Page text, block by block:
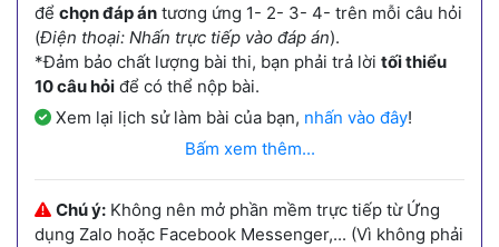
để chọn đáp án tương ứng 1- 2- 3- 4- trên mỗi câu hỏi
(Điện thoại: Nhấn trực tiếp vào đáp án).
*Đảm bảo chất lượng bài thi, bạn phải trả lời tối thiểu
10 câu hỏi để có thể nộp bài.
Xem lại lịch sử làm bài của bạn, nhấn vào đây!
Bấm xem thêm...
Chú ý: Không nên mở phần mềm trực tiếp từ Ứng
dụng Zalo hoặc Facebook Messenger,... (Vì không phải